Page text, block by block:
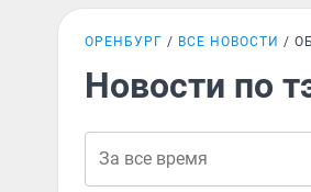
ОРЕНБУРГ ВСЕ НОВОСТИ
Новости по